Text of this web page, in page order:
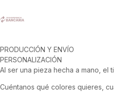
PRODUCCIÓN Y ENVÍO
PERSONALIZACIÓN
Al ser una pieza hecha a mano,
Cuéntanos qué colores quieres,